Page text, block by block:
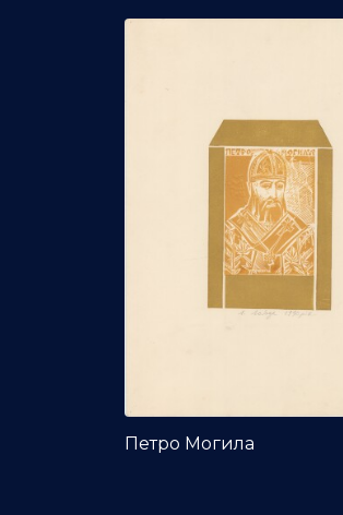
Петро Могила